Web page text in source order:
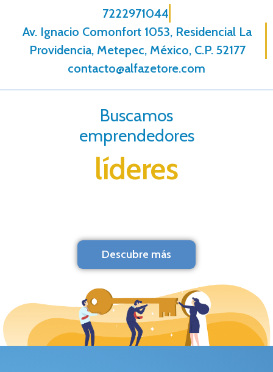
7222971044
Av. Ignacio Comonfort 1053, Residencial La
Providencia, Metepec, México, C.P. 52177
contacto@alfazetore.com
Buscamos
emprendedores
líderes
Descubre más